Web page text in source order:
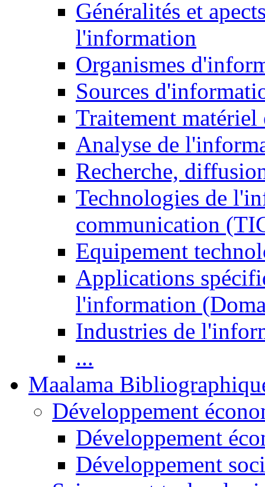
Généralités et
l'information
Organismes
Sources
Traitement matériel
Analyse de
Recherche,
Technologies de
communication
Equipement
Applications
l'information
Industries de
...
Maalama
Développement
Développement
Développement